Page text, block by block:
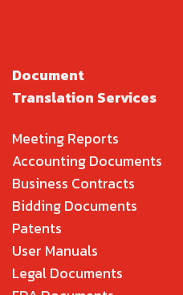
Document
Translation Services
Meeting Reports
Accounting Documents
Business Contracts
Bidding Documents
Patents
User Manuals
Legal Documents